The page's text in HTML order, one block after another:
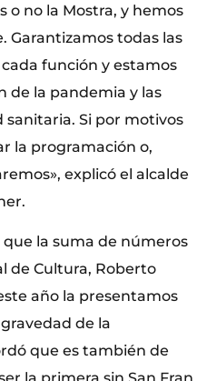
o no la Mostra, y hemos
Garantizamos todas las
función y estamos
de la pandemia y las
Si por motivos
la programación o,
explicó el alcalde
que la suma de números
de Cultura, Roberto
año la presentamos
de la
que es también de